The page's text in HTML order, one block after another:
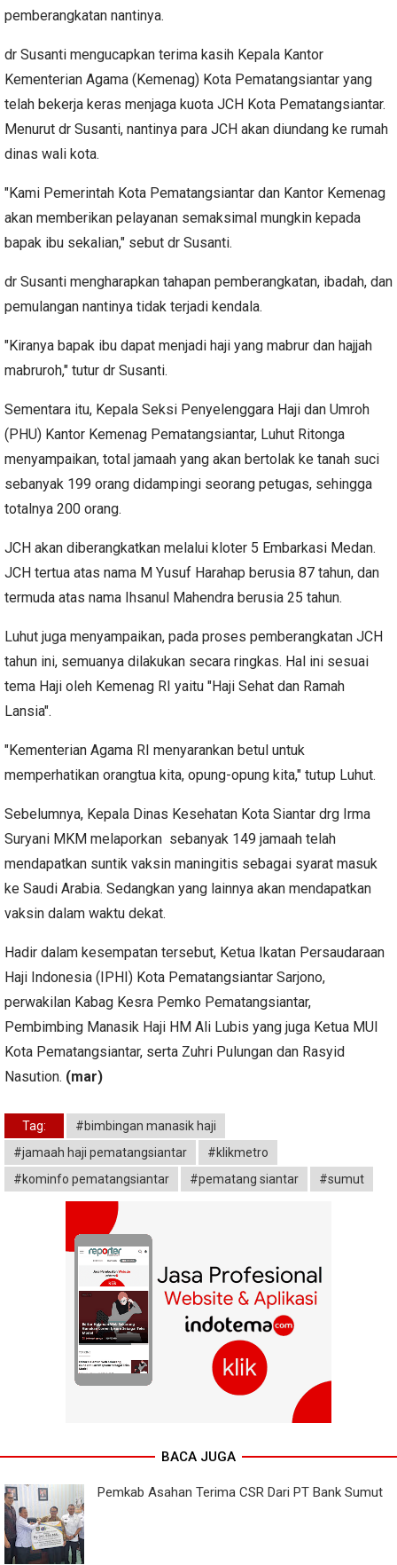
pemberangkatan nantinya.
dr Susanti mengucapkan terima kasih Kepala Kantor
Kementerian Agama (Kemenag) Kota Pematangsiantar yang
telah bekerja keras menjaga kuota JCH Kota Pematangsiantar.
Menurut dr Susanti, nantinya para JCH akan diundang ke rumah
dinas wali kota.
"Kami Pemerintah Kota Pematangsiantar dan Kantor Kemenag
akan memberikan pelayanan semaksimal mungkin kepada
bapak ibu sekalian," sebut dr Susanti.
dr Susanti mengharapkan tahapan pemberangkatan, ibadah, dan
pemulangan nantinya tidak terjadi kendala.
"Kiranya bapak ibu dapat menjadi haji yang mabrur dan hajjah
mabruroh," tutur dr Susanti.
Sementara itu, Kepala Seksi Penyelenggara Haji dan Umroh
(PHU) Kantor Kemenag Pematangsiantar, Luhut Ritonga
menyampaikan, total jamaah yang akan bertolak ke tanah suci
sebanyak 199 orang didampingi seorang petugas, sehingga
totalnya 200 orang.
JCH akan diberangkatkan melalui kloter 5 Embarkasi Medan.
JCH tertua atas nama M Yusuf Harahap berusia 87 tahun, dan
termuda atas nama Ihsanul Mahendra berusia 25 tahun.
Luhut juga menyampaikan, pada proses pemberangkatan JCH
tahun ini, semuanya dilakukan secara ringkas. Hal ini sesuai
tema Haji oleh Kemenag RI yaitu "Haji Sehat dan Ramah
Lansia".
"Kementerian Agama RI menyarankan betul untuk
memperhatikan orangtua kita, opung-opung kita," tutup Luhut.
Sebelumnya, Kepala Dinas Kesehatan Kota Siantar drg Irma
Suryani MKM melaporkan sebanyak 149 jamaah telah
mendapatkan suntik vaksin maningitis sebagai syarat masuk
ke Saudi Arabia. Sedangkan yang lainnya akan mendapatkan
vaksin dalam waktu dekat.
Hadir dalam kesempatan tersebut, Ketua Ikatan Persaudaraan
Haji Indonesia (IPHI) Kota Pematangsiantar Sarjono,
perwakilan Kabag Kesra Pemko Pematangsiantar,
Pembimbing Manasik Haji HM Ali Lubis yang juga Ketua MUI
Kota Pematangsiantar, serta Zuhri Pulungan dan Rasyid
Nasution. (mar)
Tag:
#bimbingan manasik haji
#jamaah haji pematangsiantar
#klikmetro
#kominfo pematangsiantar
#pematang siantar #sumut
BACA JUGA
Pemkab Asahan Terima CSR Dari PT Bank Sumut